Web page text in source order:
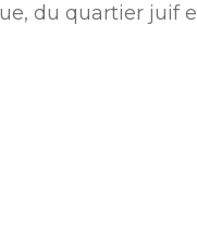
du quartier